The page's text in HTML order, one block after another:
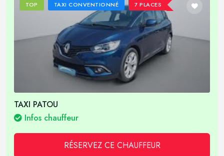
TOP TAXI CONVENTIONNÉ 7 PLACES
TAXI PATOU
Infos chauffeur
RÉSERVEZ CE CHAUFFEUR